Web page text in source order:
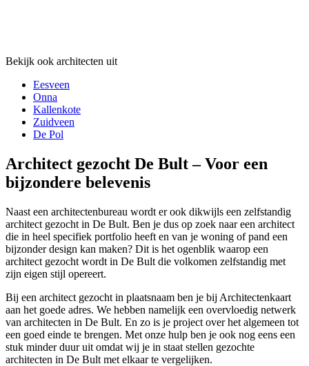
Bekijk ook architecten uit
Eesveen
Onna
Kallenkote
Zuidveen
De Pol
Architect gezocht De Bult – Voor een
bijzondere belevenis
Naast een architectenbureau wordt er ook dikwijls een zelfstandig
architect gezocht in De Bult. Ben je dus op zoek naar een architect
die in heel specifiek portfolio heeft en van je woning of pand een
bijzonder design kan maken? Dit is het ogenblik waarop een
architect gezocht wordt in De Bult die volkomen zelfstandig met
zijn eigen stijl opereert.
Bij een architect gezocht in plaatsnaam ben je bij Architectenkaart
aan het goede adres. We hebben namelijk een overvloedig netwerk
van architecten in De Bult. En zo is je project over het algemeen tot
een goed einde te brengen. Met onze hulp ben je ook nog eens een
stuk minder duur uit omdat wij je in staat stellen gezochte
architecten in De Bult met elkaar te vergelijken.